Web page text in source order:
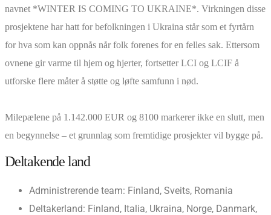
navnet *WINTER IS COMING TO UKRAINE*. Virkningen disse
prosjektene har hatt for befolkningen i Ukraina står som et fyrtårn
for hva som kan oppnås når folk forenes for en felles sak. Ettersom
ovnene gir varme til hjem og hjerter, fortsetter LCI og LCIF å
utforske flere måter å støtte og løfte samfunn i nød.
Milepælene på 1.142.000 EUR og 8100 markerer ikke en slutt, men
en begynnelse – et grunnlag som fremtidige prosjekter vil bygge på.
Deltakende land
Administrerende team: Finland, Sveits, Romania
Deltakerland: Finland, Italia, Ukraina, Norge, Danmark,